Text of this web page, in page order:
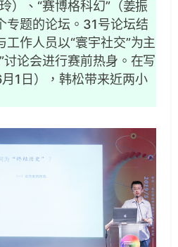
）、“赛博格科幻”（姜振
专题的论坛。31号论坛结
工作人员以“寰宇社交”为主
讨论会进行赛前热身。在写
1日），韩松带来近两小